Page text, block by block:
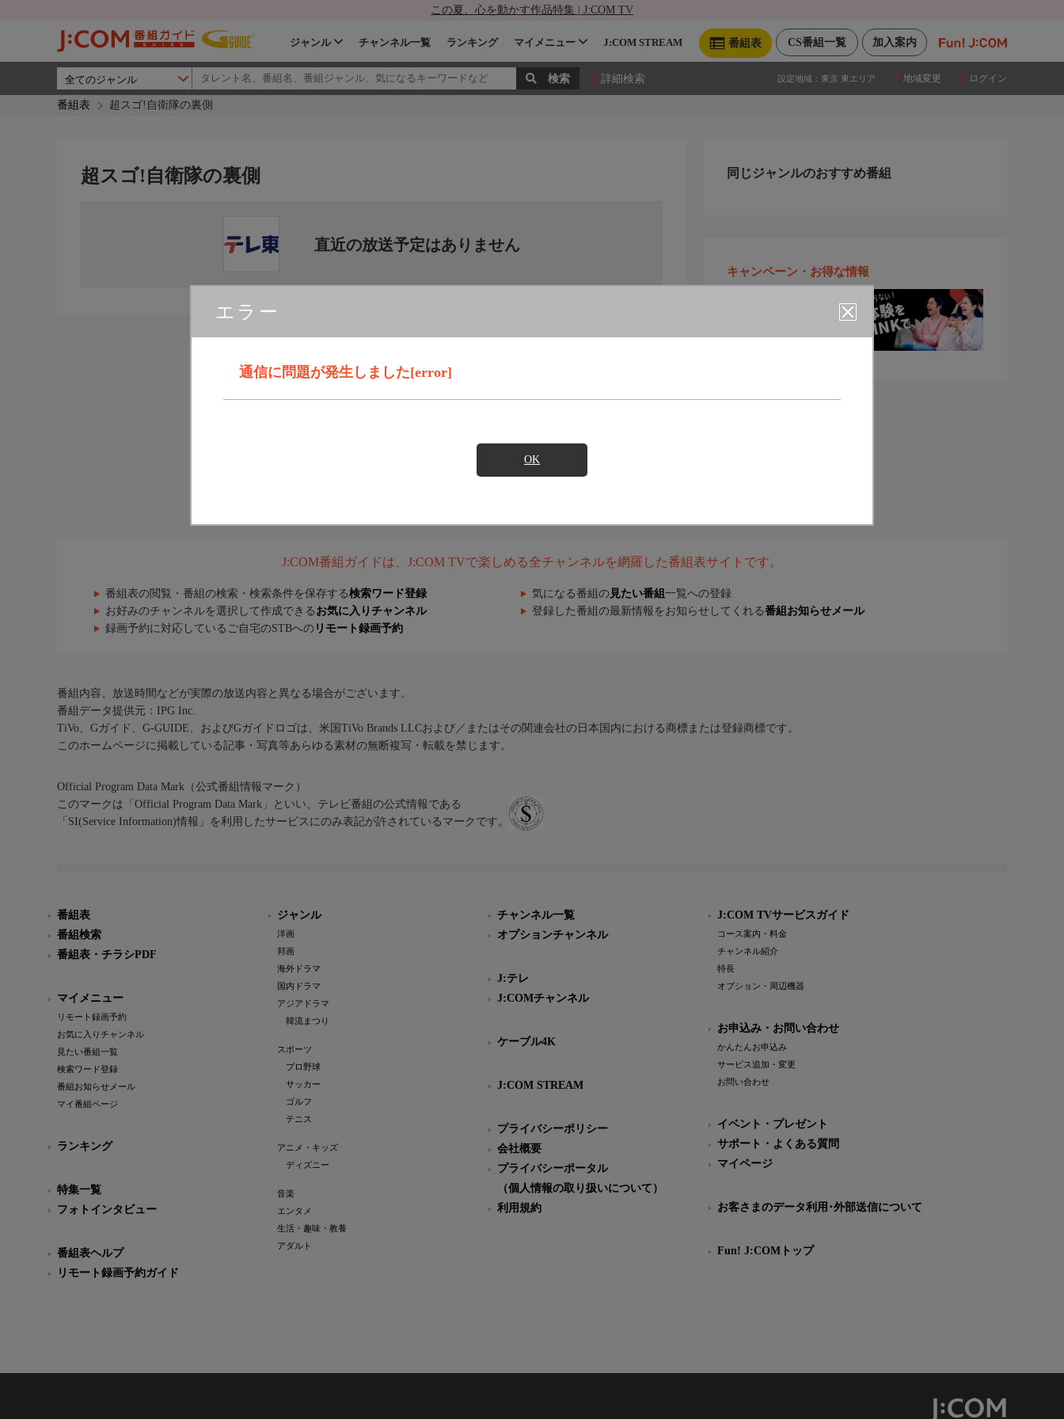
この夏、心を動かす作品特集 | J:COM TV
加入案内
CS番組一覧
番組表
ジャンル チャンネル一覧 ランキング マイメニュー J:COM STREAM
詳細検索 設定地域： 東京 東エリア 地域変更 ログイン
番組表 超スゴ!自衛隊の裏側
エラー
通信に問題が発生しました[error]
OK
超スゴ!自衛隊の裏側
直近の放送予定はありません
同じジャンルのおすすめ番組
キャンペーン・お得な情報
J:COM番組ガイドは、J:COM TVで楽しめる全チャンネルを網羅した番組表サイトです。
番組表の閲覧・番組の検索・検索条件を保存する検索ワード登録 気になる番組の 見たい番組 一覧への登録
お好みのチャンネルを選択して作成できる お気に入りチャンネル 登録した番組の最新情報をお知らせしてくれる番組お知らせメール
録画予約に対応しているご自宅のSTBへの リモート録画予約
番組内容、放送時間などが実際の放送内容と異なる場合がございます。
番組データ提供元：IPG Inc.
TiVo、Gガイド、G-GUIDE、およびGガイドロゴは、米国TiVo Brands LLCおよび／またはその関連会社の日本国内における商標または登録商標です。
このホームページに掲載している記事・写真等あらゆる素材の無断複写・転載を禁じます。
Official Program Data Mark（公式番組情報マーク）
このマークは「Official Program Data Mark」といい、テレビ番組の公式情報である
「SI(Service Information)情報」を利用したサービスにのみ表記が許されているマークです。
番組表
番組検索
番組表・チラシPDF
マイメニュー
リモート録画予約
お気に入りチャンネル
見たい番組一覧
検索ワード登録
番組お知らせメール
マイ番組ページ
ランキング
特集一覧
フォトインタビュー
番組表ヘルプ
リモート録画予約ガイド
ジャンル
洋画
邦画
海外ドラマ
国内ドラマ
アジアドラマ
韓流まつり
スポーツ
プロ野球
サッカー
ゴルフ
テニス
アニメ・キッズ
ディズニー
音楽
エンタメ
生活・趣味・教養
アダルト
チャンネル一覧
オプションチャンネル
J:テレ
J:COMチャンネル
ケーブル4K
J:COM STREAM
プライバシーポリシー
会社概要
プライバシーポータル
（個人情報の取り扱いについて）
利用規約
J:COM TVサービスガイド
コース案内・料金
チャンネル紹介
特長
オプション・周辺機器
お申込み・お問い合わせ
かんたんお申込み
サービス追加・変更
お問い合わせ
イベント・プレゼント
サポート・よくある質問
マイページ
お客さまのデータ利用･外部送信について
Fun! J:COMトップ